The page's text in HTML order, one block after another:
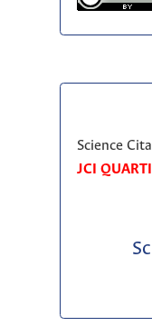
Science
JCI